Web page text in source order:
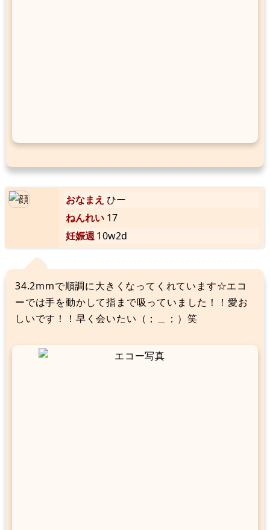
おなまえ ひー
ねんれい 17
妊娠週10w2d
34.2mmで順調に大きくなってくれています☆エコ
ーでは手を動かして指まで吸っていました！！愛お
しいです！！早く会いたい（；＿；）笑